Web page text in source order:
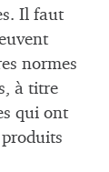
Il faut
normes
à titre
qui ont